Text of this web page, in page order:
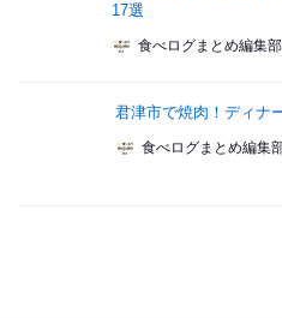
17選
食べログまとめ編集部
君津市で焼肉！ディナ
食べログまとめ編集